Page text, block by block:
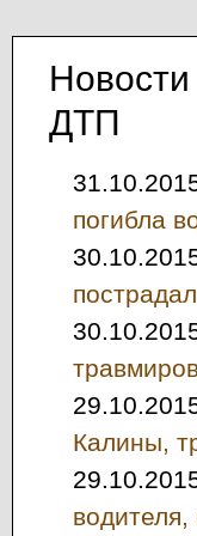
ДТП
погибла
Калины,